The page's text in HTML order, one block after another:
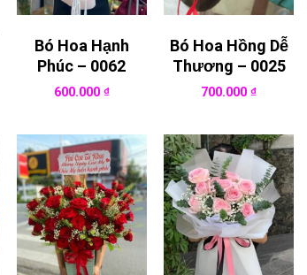
Bó Hoa Hạnh
Phúc – 0062
600.000 ₫
Bó Hoa Hồng Dễ
Thương – 0025
700.000₫